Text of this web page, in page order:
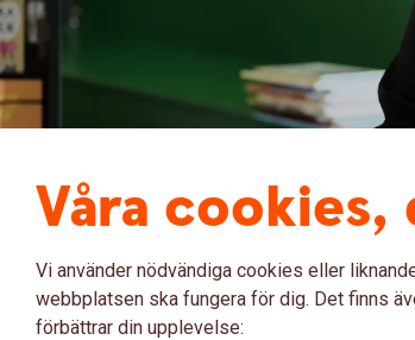
menar Carola Gustavsson som är språk-
Många gillar till exempel kokböcker och i
in en kock för att diskutera kokböcker.
Våra
Vi använder nödvändiga cookies eller
webbplatsen ska fungera för dig. Det finns
förbättrar din upplevelse: